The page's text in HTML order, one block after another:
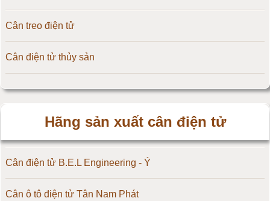
Cân treo điện tử
Cân điện tử thủy sản
Hãng sản xuất cân điện tử
Cân điện tử B.E.L Engineering - Ý
Cân ô tô điện tử Tân Nam Phát